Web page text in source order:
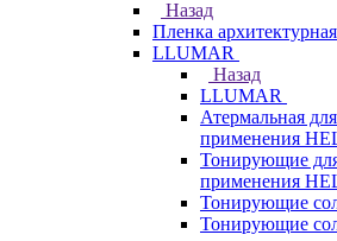
Назад
Пленка
LLUMAR
Назад
LLUMAR
Атермальная
применения
Тонирующие
применения
Тонирующие
Тонирующие